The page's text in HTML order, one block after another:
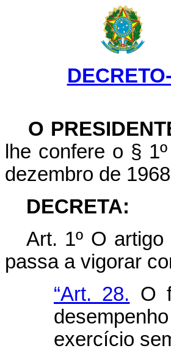
O
lhe confere o §
dezembro de
DECRETA:
Art. 1º O
passa a vigorar
“Art. 28. O
exercício